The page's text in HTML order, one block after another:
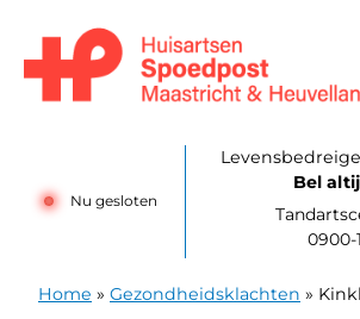
Nu gesloten
Bel
0900-
Home » Gezondheidsklachten »